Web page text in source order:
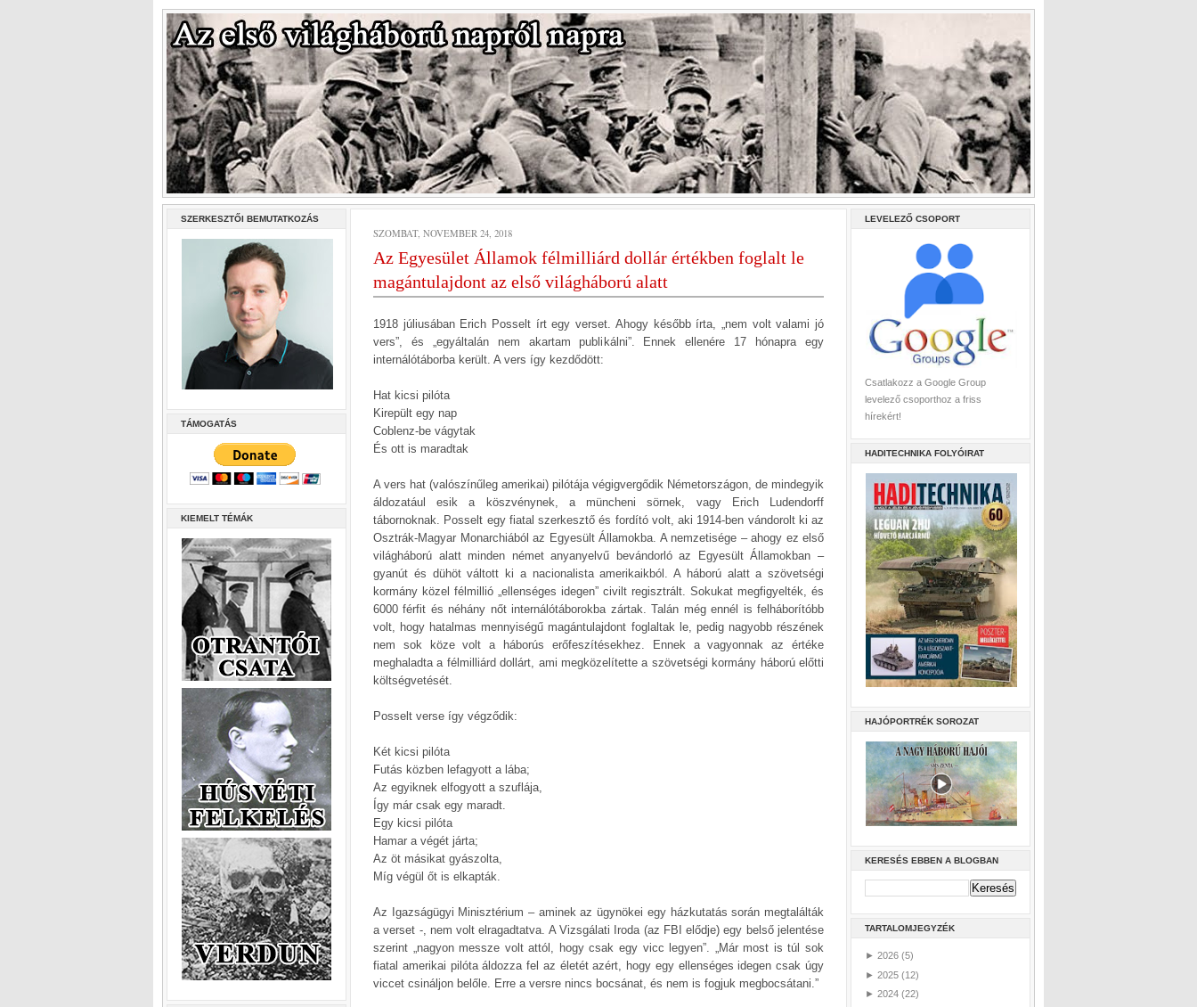
SZERKESZTŐI BEMUTATKOZÁS
TÁMOGATÁS
KIEMELT TÉMÁK
SZOMBAT, NOVEMBER 24, 2018
Az Egyesület Államok félmilliárd dollár értékben foglalt le
magántulajdont az első világháború alatt
1918 júliusában Erich Posselt írt egy verset. Ahogy később írta, „nem volt valami jó
vers”, és „egyáltalán nem akartam publikálni”. Ennek ellenére 17 hónapra egy
internálótáborba került. A vers így kezdődött:
Hat kicsi pilóta
Kirepült egy nap
Coblenz-be vágytak
És ott is maradtak
A vers hat (valószínűleg amerikai) pilótája végigvergődik Németországon, de mindegyik
áldozatául esik a köszvénynek, a müncheni sörnek, vagy Erich Ludendorff
tábornoknak. Posselt egy fiatal szerkesztő és fordító volt, aki 1914-ben vándorolt ki az
Osztrák-Magyar Monarchiából az Egyesült Államokba. A nemzetisége – ahogy ez első
világháború alatt minden német anyanyelvű bevándorló az Egyesült Államokban –
gyanút és dühöt váltott ki a nacionalista amerikaikból. A háború alatt a szövetségi
kormány közel félmillió „ellenséges idegen” civilt regisztrált. Sokukat megfigyelték, és
6000 férfit és néhány nőt internálótáborokba zártak. Talán még ennél is felháborítóbb
volt, hogy hatalmas mennyiségű magántulajdont foglaltak le, pedig nagyobb részének
nem sok köze volt a háborús erőfeszítésekhez. Ennek a vagyonnak az értéke
meghaladta a félmilliárd dollárt, ami megközelítette a szövetségi kormány háború előtti
költségvetését.
Posselt verse így végződik:
Két kicsi pilóta
Futás közben lefagyott a lába;
Az egyiknek elfogyott a szuflája,
Így már csak egy maradt.
Egy kicsi pilóta
Hamar a végét járta;
Az öt másikat gyászolta,
Míg végül őt is elkapták.
Az Igazságügyi Minisztérium – aminek az ügynökei egy házkutatás során megtalálták
a verset -, nem volt elragadtatva. A Vizsgálati Iroda (az FBI elődje) egy belső jelentése
szerint „nagyon messze volt attól, hogy csak egy vicc legyen”. „Már most is túl sok
fiatal amerikai pilóta áldozza fel az életét azért, hogy egy ellenséges idegen csak úgy
viccet csináljon belőle. Erre a versre nincs bocsánat, és nem is fogjuk megbocsátani.”
LEVELEZŐ CSOPORT
Csatlakozz a Google Group
levelező csoporthoz a friss
hírekért!
HADITECHNIKA FOLYÓIRAT
HAJÓPORTRÉK SOROZAT
KERESÉS EBBEN A BLOGBAN
TARTALOMJEGYZÉK
► 2026 (5)
► 2025 (12)
► 2024 (22)